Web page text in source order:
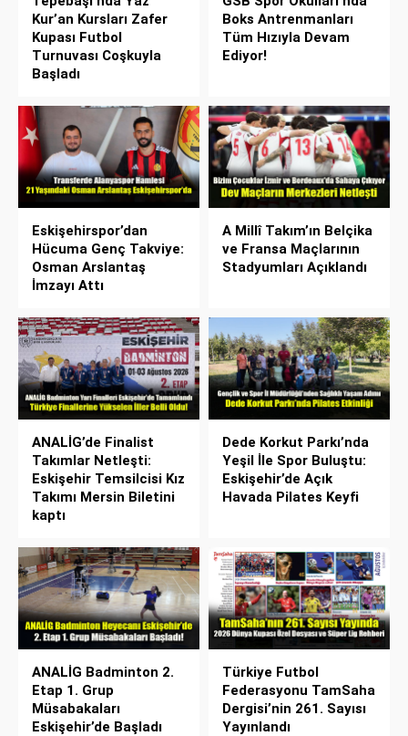
Kur’an Kursları Zafer
Kupası Futbol
Turnuvası Coşkuyla
Başladı
Boks Antrenmanları
Tüm Hızıyla Devam
Ediyor!
Eskişehirspor’dan
Hücuma Genç Takviye:
Osman Arslantaş
İmzayı Attı
A Millî Takım’ın Belçika
ve Fransa Maçlarının
Stadyumları Açıklandı
ANALİG’de Finalist
Takımlar Netleşti:
Eskişehir Temsilcisi Kız
Takımı Mersin Biletini
kaptı
Dede Korkut Parkı’nda
Yeşil İle Spor Buluştu:
Eskişehir’de Açık
Havada Pilates Keyfi
ANALİG Badminton 2.
Etap 1. Grup
Müsabakaları
Eskişehir’de Başladı
Türkiye Futbol
Federasyonu TamSaha
Dergisi’nin 261. Sayısı
Yayınlandı